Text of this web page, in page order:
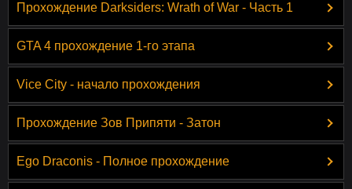
Прохождение Darksiders: Wrath of War - Часть 1
GTA 4 прохождение 1-го этапа
Vice City - начало прохождения
Прохождение Зов Припяти - Затон
Ego Draconis - Полное прохождение